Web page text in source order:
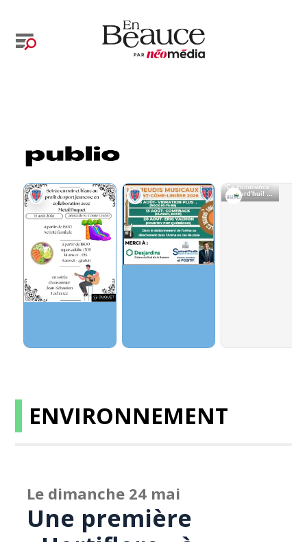
ENVIRONNEMENT
Le dimanche 24 mai
Une première